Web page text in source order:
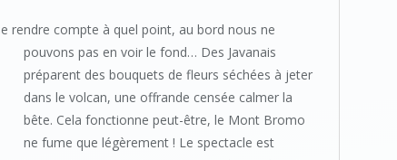
rendre compte à quel point, au bord nous ne
pouvons pas en voir le fond… Des Javanais
préparent des bouquets de fleurs séchées à jeter
dans le volcan, une offrande censée calmer la
bête. Cela fonctionne peut-être, le Mont Bromo
ne fume que légèrement ! Le spectacle est